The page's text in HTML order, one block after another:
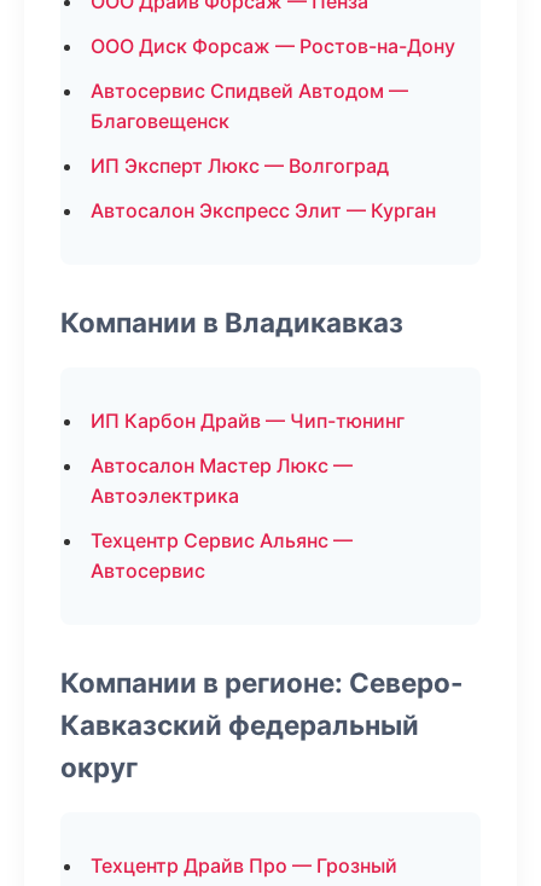
ООО Диск Форсаж — Ростов-на-Дону
Автосервис Спидвей Автодом —
Благовещенск
ИП Эксперт Люкс — Волгоград
Автосалон Экспресс Элит — Курган
Компании в Владикавказ
ИП Карбон Драйв — Чип-тюнинг
Автосалон Мастер Люкс —
Автоэлектрика
Техцентр Сервис Альянс —
Автосервис
Компании в регионе: Северо-
Кавказский федеральный
округ
Техцентр Драйв Про — Грозный